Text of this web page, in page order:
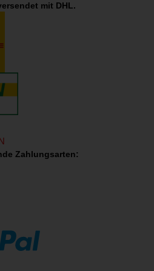
mit DHL.
Zahlungsarten: